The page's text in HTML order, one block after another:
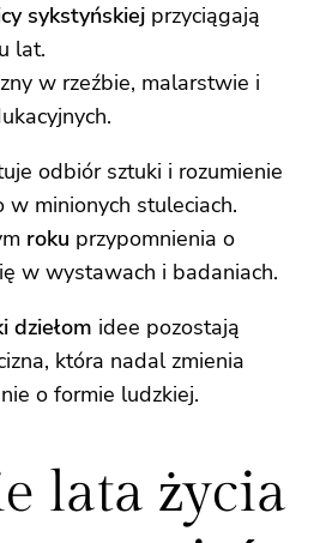
sykstyńskiej przyciągają
lat.
w rzeźbie, malarstwie i
odbiór sztuki i rozumienie
w minionych stuleciach.
roku przypomnienia o
w wystawach i badaniach.
dziełom idee pozostają
która nadal zmienia
o formie ludzkiej.
lata życia